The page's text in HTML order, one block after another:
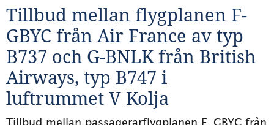
Tillbud mellan flygplanen F-
GBYC från Air France av typ
B737 och G-BNLK från British
Airways, typ B747 i
luftrummet V Kolja
Tillbud mellan passagerarflygplanen F-GBYC från